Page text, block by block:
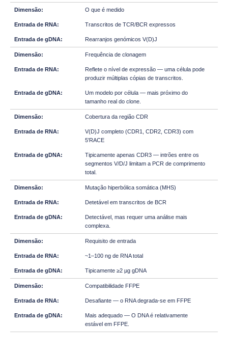
O que é medido
Transcritos de TCR/BCR expressos
Rearranjos genómicos V(D)J
Frequência de clonagem
Reflete o nível de expressão — uma célula pode
produzir múltiplas cópias de transcritos.
Um modelo por célula — mais próximo do
tamanho real do clone.
Cobertura da região CDR
V(D)J completo (CDR1, CDR2, CDR3) com
5'RACE
Tipicamente apenas CDR3 — intrões entre os
segmentos V/D/J limitam a PCR de comprimento
total.
Mutação hiperbólica somática (MHS)
Detetável em transcritos de BCR
Detectável, mas requer uma análise mais
complexa.
Requisito de entrada
~1–100 ng de RNA total
Tipicamente ≥2 µg gDNA
Compatibilidade FFPE
Desafiante — o RNA degrada-se em FFPE
Mais adequado — O DNA é relativamente
estável em FFPE.